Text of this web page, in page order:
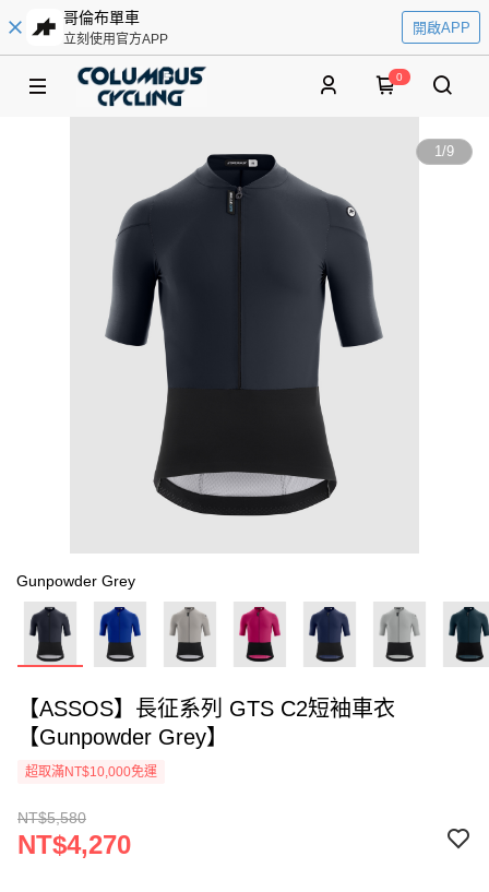
哥倫布單車
立刻使用官方APP
開啟APP
0
1/9
Gunpowder Grey
【ASSOS】長征系列 GTS C2短袖車衣
【Gunpowder Grey】
超取滿NT$10,000免運
NT$5,580
NT$4,270